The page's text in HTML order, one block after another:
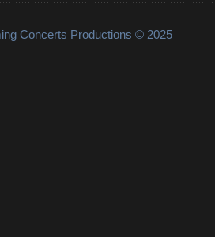
Concerts Productions © 2025